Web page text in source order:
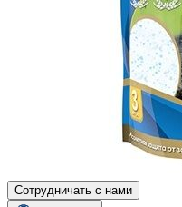
Сотрудничать с нами